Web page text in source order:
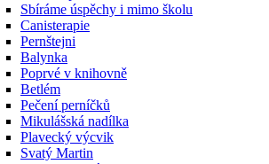
Sbíráme úspěchy i mimo školu
Canisterapie
Pernštejni
Balynka
Poprvé v knihovně
Betlém
Pečení perníčků
Mikulášská nadílka
Plavecký výcvik
Svatý Martin